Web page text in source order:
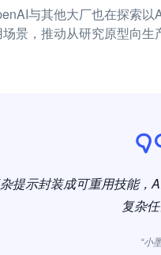
与其他大厂也在探索
景，推动从研究原型向
提示封装成可重用技能，
复杂任
“小